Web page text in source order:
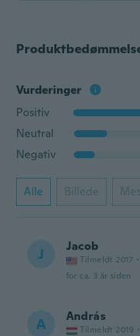
Vurderinger
Positiv
Neutral
Negativ
Alle Billede
J Jacob
Tilmeldt 2017 ·
for ca. 3 år siden
A András
Tilmeldt 2019 ·